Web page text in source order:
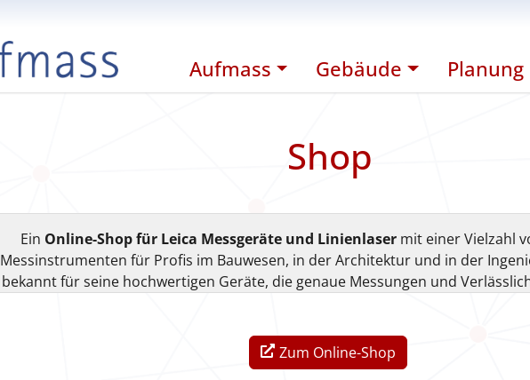
Aufmass Gebäude Planung
Shop
Ein Online-Shop für Leica Messgeräte und Linienlaser mit einer Vielzahl
Messinstrumenten für Profis im Bauwesen, in der Architektur und in der
bekannt für seine hochwertigen Geräte, die genaue Messungen und
Zum Online-Shop